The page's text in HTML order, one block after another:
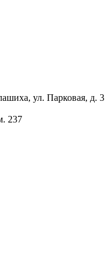
ул. Парковая, д. 3
237